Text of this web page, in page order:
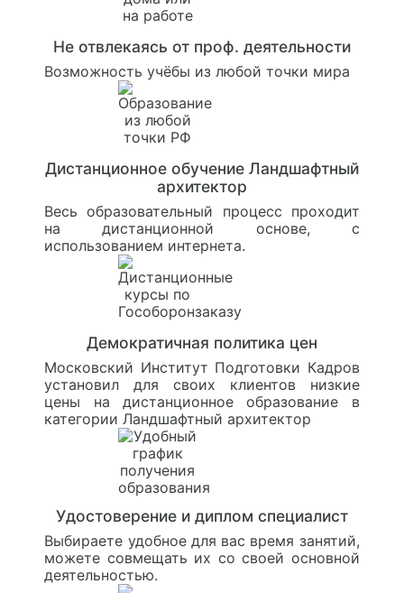
Не отвлекаясь от проф. деятельности
Возможность учёбы из любой точки мира
Дистанционное обучение Ландшафтный
архитектор
Весь образовательный процесс проходит
на дистанционной основе, с
использованием интернета.
Демократичная политика цен
Московский Институт Подготовки Кадров
установил для своих клиентов низкие
цены на дистанционное образование в
категории Ландшафтный архитектор
Удостоверение и диплом специалист
Выбираете удобное для вас время занятий,
можете совмещать их со своей основной
деятельностью.